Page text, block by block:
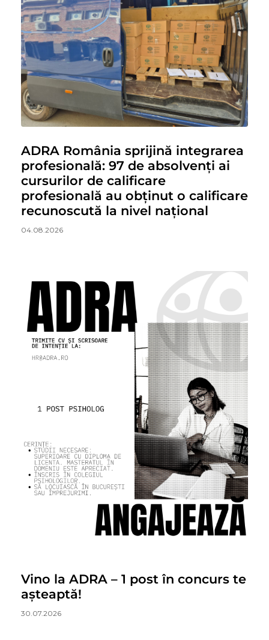
ADRA România sprijină integrarea
profesională: 97 de absolvenți ai
cursurilor de calificare
profesională au obținut o calificare
recunoscută la nivel național
04.08.2026
Vino la ADRA – 1 post în concurs te
așteaptă!
30.07.2026